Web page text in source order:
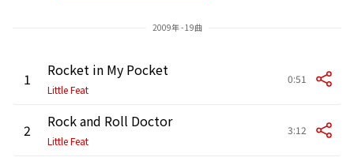
2009年 - 19曲
1 Rocket in My Pocket
Little Feat
0:51
2 Rock and Roll Doctor
Little Feat
3:12